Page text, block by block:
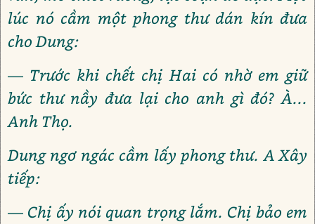
lúc nó cầm một phong thư dán kín đưa
cho Dung:
— Trước khi chết chị Hai có nhờ em giữ
bức thư nầy đưa lại cho anh gì đó? À...
Anh Thọ.
Dung ngơ ngác cầm lấy phong thư. A Xây
tiếp:
— Chị ấy nói quan trọng lắm. Chị bảo em